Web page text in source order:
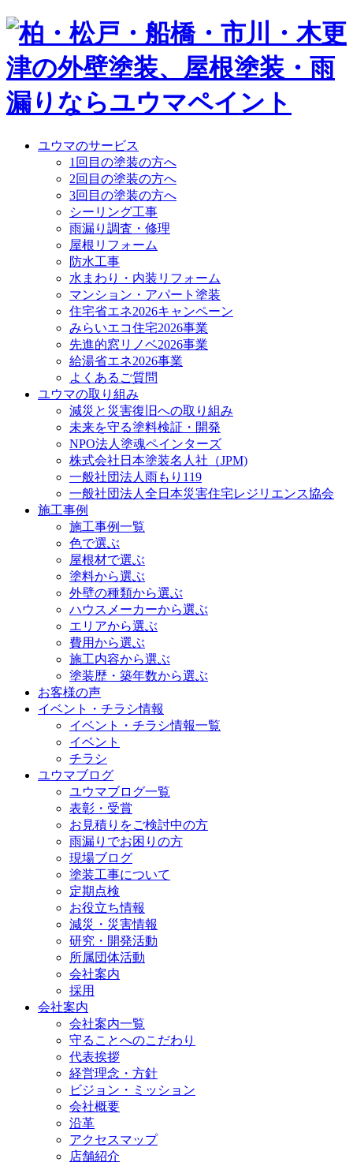
ユウマのサービス
1回目の塗装の方へ
2回目の塗装の方へ
3回目の塗装の方へ
シーリング工事
雨漏り調査・修理
屋根リフォーム
防水工事
水まわり・内装リフォーム
マンション・アパート塗装
住宅省エネ2026キャンペーン
みらいエコ住宅2026事業
先進的窓リノベ2026事業
給湯省エネ2026事業
よくあるご質問
ユウマの取り組み
減災と災害復旧への取り組み
未来を守る塗料検証・開発
NPO法人塗魂ペインターズ
株式会社日本塗装名人社（JPM)
一般社団法人雨もり119
一般社団法人全日本災害住宅レジリエンス協会
施工事例
施工事例一覧
色で選ぶ
屋根材で選ぶ
塗料から選ぶ
外壁の種類から選ぶ
ハウスメーカーから選ぶ
エリアから選ぶ
費用から選ぶ
施工内容から選ぶ
塗装歴・築年数から選ぶ
お客様の声
イベント・チラシ情報
イベント・チラシ情報一覧
イベント
チラシ
ユウマブログ
ユウマブログ一覧
表彰・受賞
お見積りをご検討中の方
雨漏りでお困りの方
現場ブログ
塗装工事について
定期点検
お役立ち情報
減災・災害情報
研究・開発活動
所属団体活動
会社案内
採用
会社案内
会社案内一覧
守ることへのこだわり
代表挨拶
経営理念・方針
ビジョン・ミッション
会社概要
沿革
アクセスマップ
店舗紹介